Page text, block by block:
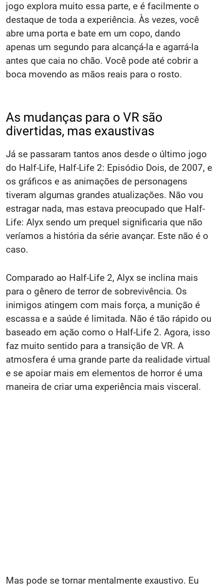
jogo explora muito essa parte, e é facilmente o
destaque de toda a experiência. Às vezes, você
abre uma porta e bate em um copo, dando
apenas um segundo para alcançá-la e agarrá-la
antes que caia no chão. Você pode até cobrir a
boca movendo as mãos reais para o rosto.
As mudanças para o VR são
divertidas, mas exaustivas
Já se passaram tantos anos desde o último jogo
do Half-Life, Half-Life 2: Episódio Dois, de 2007, e
os gráficos e as animações de personagens
tiveram algumas grandes atualizações. Não vou
estragar nada, mas estava preocupado que Half-
Life: Alyx sendo um prequel significaria que não
veríamos a história da série avançar. Este não é o
caso.
Comparado ao Half-Life 2, Alyx se inclina mais
para o gênero de terror de sobrevivência. Os
inimigos atingem com mais força, a munição é
escassa e a saúde é limitada. Não é tão rápido ou
baseado em ação como o Half-Life 2. Agora, isso
faz muito sentido para a transição de VR. A
atmosfera é uma grande parte da realidade virtual
e se apoiar mais em elementos de horror é uma
maneira de criar uma experiência mais visceral.
Mas pode se tornar mentalmente exaustivo. Eu